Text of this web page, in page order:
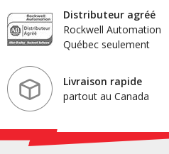
Distributeur agréé
Rockwell Automation
Québec seulement
Livraison rapide
partout au Canada